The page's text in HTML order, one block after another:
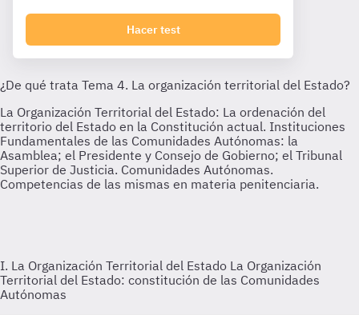
Hacer test
I. La Organización Territorial del Estado La Organización
Territorial del Estado: constitución de las Comunidades
Autónomas